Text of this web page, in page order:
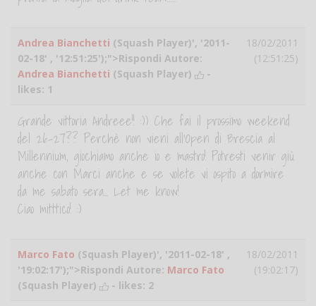
Andrea Bianchetti (Squash Player)', '2011-
02-18' , '12:51:25');">Rispondi Autore:
Andrea Bianchetti (Squash Player)
-
likes: 1
18/02/2011
(12:51:25)
Grande vittoria Andreee!! :)) Che fai il prossimo weekend
del 26-27?? Perchè non vieni all'Open di Brescia al
Millennium, giochiamo anche io e mastro! Potresti venir giù
anche con Marci anche e se volete vi ospito a dormire
da me sabato sera... Let me know!
Ciao mitttico! :)
Marco Fato (Squash Player)', '2011-02-18' ,
'19:02:17');">Rispondi Autore: Marco Fato
(Squash Player)
- likes: 2
18/02/2011
(19:02:17)